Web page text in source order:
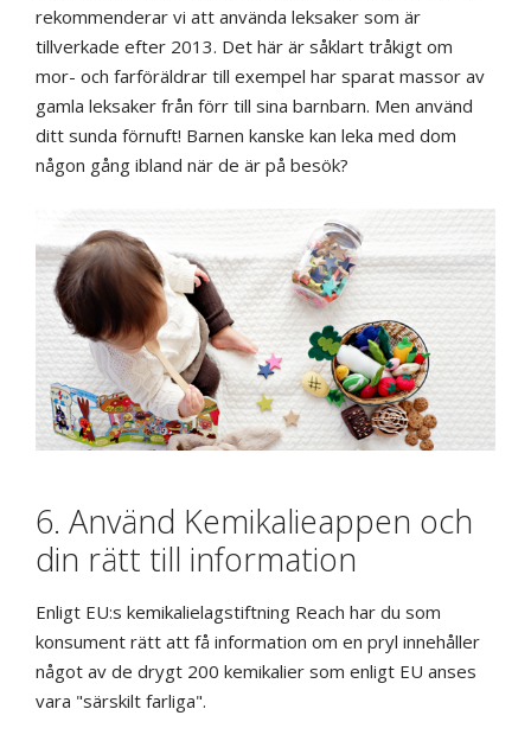
rekommenderar vi att använda leksaker som är
tillverkade efter 2013. Det här är såklart tråkigt om
mor- och farföräldrar till exempel har sparat massor av
gamla leksaker från förr till sina barnbarn. Men använd
ditt sunda förnuft! Barnen kanske kan leka med dom
någon gång ibland när de är på besök?
6. Använd Kemikalieappen och
din rätt till information
Enligt EU:s kemikalielagstiftning Reach har du som
konsument rätt att få information om en pryl innehåller
något av de drygt 200 kemikalier som enligt EU anses
vara "särskilt farliga".